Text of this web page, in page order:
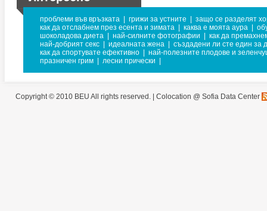
проблеми във връзката грижи за устните
защо се разделят
как да отслабнем през есента и зимата
каква е моята аура
шоколадова диета
най-силните фотографии
как да
най-добрият секс
идеалната жена
създадени ли сте един за
как да спортувате ефективно
най-полезните плодове и
празничен грим
лесни прически
Copyright © 2010 BEU All rights reserved. | Colocation @ Sofia Data Center